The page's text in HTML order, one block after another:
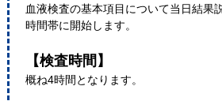
血液検査の基本項目について当日結果
時間帯に開始します。
【検査時間】
概ね4時間となります。